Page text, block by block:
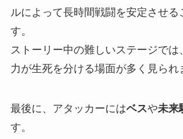
ルによって長時間戦闘を安定させる
す。
ストーリー中の難しいステージでは
力が生死を分ける場面が多く見られ
最後に、アタッカーにはベスや未来
す。